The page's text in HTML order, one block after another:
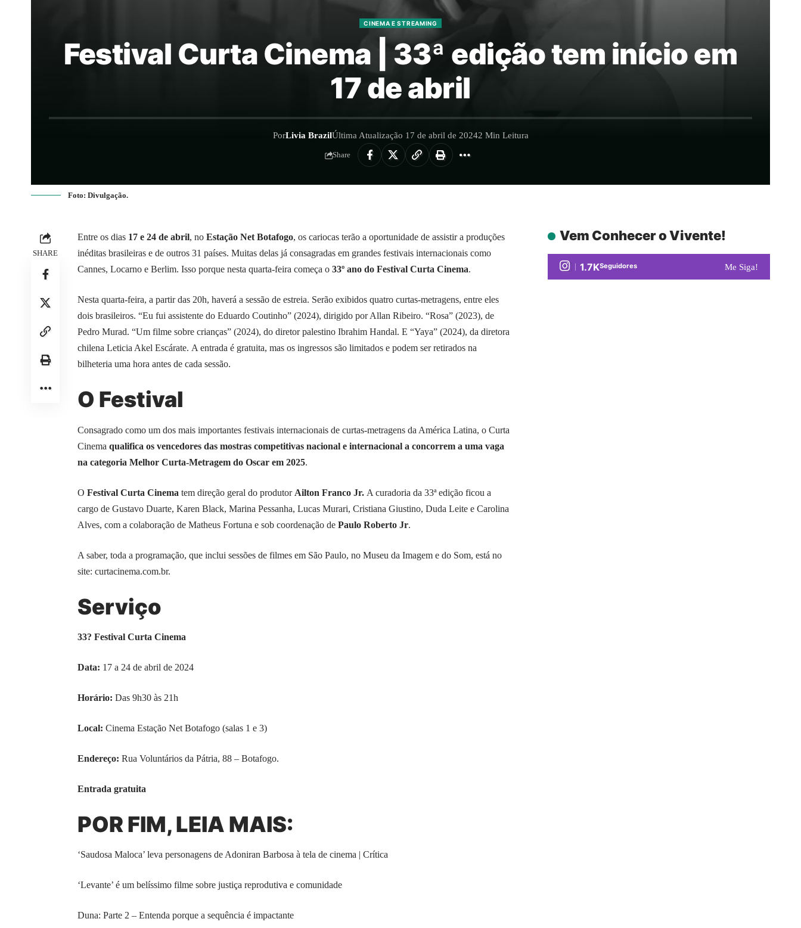
CINEMA E STREAMING
Festival Curta Cinema | 33ª edição tem início em
17 de abril
PorLivia BrazilÚltima Atualização 17 de abril de 20242 Min Leitura
Share
Foto: Divulgação.
SHARE
Entre os dias 17 e 24 de abril, no Estação Net Botafogo, os cariocas terão a oportunidade de assistir a produções
inéditas brasileiras e de outros 31 países. Muitas delas já consagradas em grandes festivais internacionais como
Cannes, Locarno e Berlim. Isso porque nesta quarta-feira começa o 33º ano do Festival Curta Cinema.
Nesta quarta-feira, a partir das 20h, haverá a sessão de estreia. Serão exibidos quatro curtas-metragens, entre eles
dois brasileiros. “Eu fui assistente do Eduardo Coutinho” (2024), dirigido por Allan Ribeiro. “Rosa” (2023), de
Pedro Murad. “Um filme sobre crianças” (2024), do diretor palestino Ibrahim Handal. E “Yaya” (2024), da diretora
chilena Leticia Akel Escárate. A entrada é gratuita, mas os ingressos são limitados e podem ser retirados na
bilheteria uma hora antes de cada sessão.
O Festival
Consagrado como um dos mais importantes festivais internacionais de curtas-metragens da América Latina, o Curta
Cinema qualifica os vencedores das mostras competitivas nacional e internacional a concorrem a uma vaga
na categoria Melhor Curta-Metragem do Oscar em 2025.
O Festival Curta Cinema tem direção geral do produtor Ailton Franco Jr. A curadoria da 33ª edição ficou a
cargo de Gustavo Duarte, Karen Black, Marina Pessanha, Lucas Murari, Cristiana Giustino, Duda Leite e Carolina
Alves, com a colaboração de Matheus Fortuna e sob coordenação de Paulo Roberto Jr.
A saber, toda a programação, que inclui sessões de filmes em São Paulo, no Museu da Imagem e do Som, está no
site: curtacinema.com.br.
Serviço
33? Festival Curta Cinema
Data: 17 a 24 de abril de 2024
Horário: Das 9h30 às 21h
Local: Cinema Estação Net Botafogo (salas 1 e 3)
Endereço: Rua Voluntários da Pátria, 88 – Botafogo.
Entrada gratuita
POR FIM, LEIA MAIS:
‘Saudosa Maloca’ leva personagens de Adoniran Barbosa à tela de cinema | Crítica
‘Levante’ é um belíssimo filme sobre justiça reprodutiva e comunidade
Duna: Parte 2 – Entenda porque a sequência é impactante
Vem Conhecer o Vivente!
1.7KSeguidores Me Siga!